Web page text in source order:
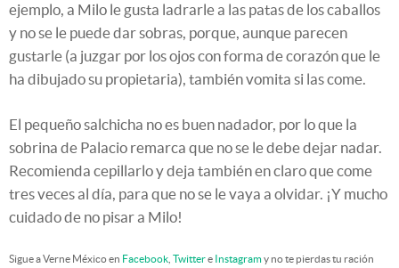
ejemplo, a Milo le gusta ladrarle a las patas de los caballos
y no se le puede dar sobras, porque, aunque parecen
gustarle (a juzgar por los ojos con forma de corazón que le
ha dibujado su propietaria), también vomita si las come.
El pequeño salchicha no es buen nadador, por lo que la
sobrina de Palacio remarca que no se le debe dejar nadar.
Recomienda cepillarlo y deja también en claro que come
tres veces al día, para que no se le vaya a olvidar. ¡Y mucho
cuidado de no pisar a Milo!
Sigue a Verne México en Facebook Twittere Instagramy no te pierdas tu ración